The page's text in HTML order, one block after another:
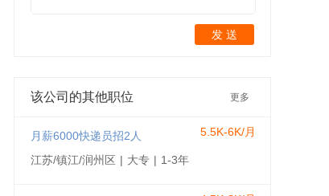
发 送
该公司的其他职位 更多
月薪6000快递员招2人 5.5K-6K/月
江苏/镇江/润州区 | 大专 | 1-3年